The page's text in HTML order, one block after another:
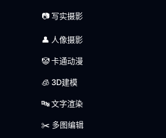
📷 写实摄影
👤 人像摄影
🤡 卡通动漫
🧊 3D建模
🔤 文字渲染
✂️ 多图编辑